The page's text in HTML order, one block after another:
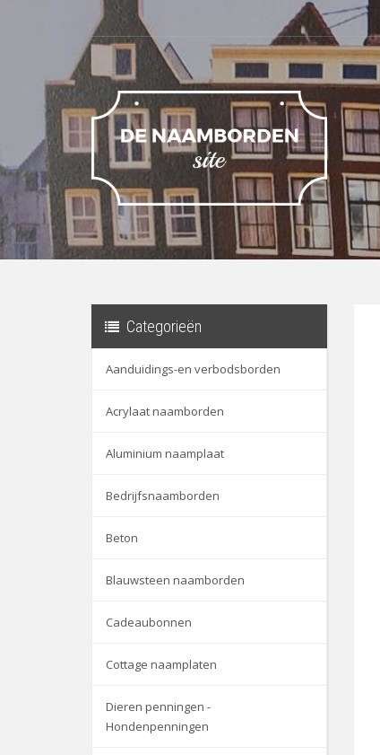
Categorieën
Aanduidings-en verbodsborden
Acrylaat naamborden
Aluminium naamplaat
Bedrijfsnaamborden
Beton
Blauwsteen naamborden
Cadeaubonnen
Cottage naamplaten
Dieren penningen -
Hondenpenningen